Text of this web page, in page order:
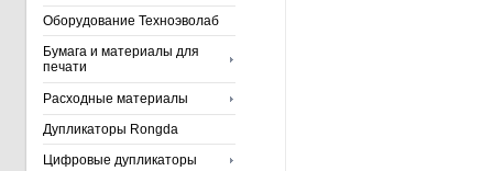
Оборудование Техноэволаб
Бумага и материалы для
печати
Расходные материалы
Дупликаторы Rongda
Цифровые дупликаторы